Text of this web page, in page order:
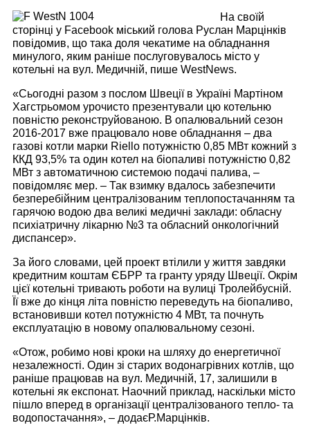
На своїй
сторінці у Facebook міський голова Руслан Марцінків
повідомив, що така доля чекатиме на обладнання
минулого, яким раніше послуговувалось місто у
котельні на вул. Медичній, пише WestNews.
«Сьогодні разом з послом Швеції в Україні Мартіном
Хагстрьомом урочисто презентували цю котельню
повністю реконструйованою. В опалювальний сезон
2016-2017 вже працювало нове обладнання – два
газові котли марки Riello потужністю 0,85 МВт кожний з
ККД 93,5% та один котел на біопаливі потужністю 0,82
МВт з автоматичною системою подачі палива, –
повідомляє мер. – Так взимку вдалось забезпечити
безперебійним централізованим теплопостачанням та
гарячою водою два великі медичні заклади: обласну
психіатричну лікарню №3 та обласний онкологічний
диспансер».
За його словами, цей проект втілили у життя завдяки
кредитним коштам ЄБРР та гранту уряду Швеції. Окрім
цієї котельні тривають роботи на вулиці Тролейбусній.
Її вже до кінця літа повністю переведуть на біопаливо,
встановивши котел потужністю 4 МВт, та почнуть
експлуатацію в новому опалювальному сезоні.
«Отож, робимо нові кроки на шляху до енергетичної
незалежності. Один зі старих водонагрівних котлів, що
раніше працював на вул. Медичній, 17, залишили в
котельні як експонат. Наочний приклад, наскільки місто
пішло вперед в організації централізованого тепло- та
водопостачання», – додаєР.Марцінків.